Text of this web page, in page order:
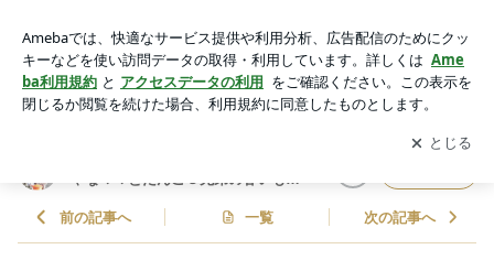
本塩麹唐揚げ❤️ | しゃなママオフィシャルブログ「しゃなママ
とだんご３兄弟の甘いもの日記」Powered by Ameba
アプリをダウンロードして ブログの更新通知
を受け取りまし
ょう。
開く
ゃなママとだんご３兄弟の甘いもの
前の記事へ 一覧 次の記事へ